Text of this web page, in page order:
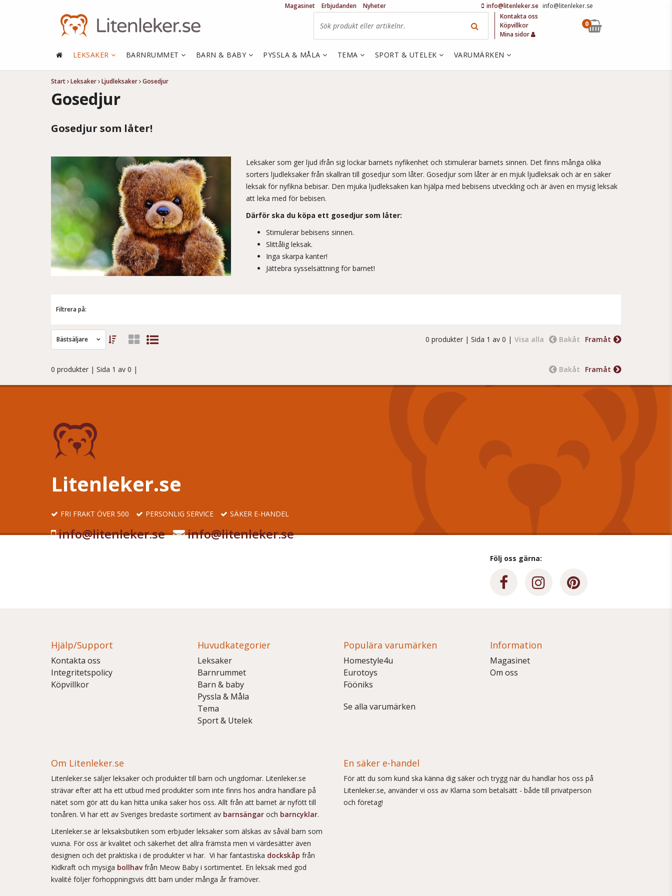
Start Leksaker Ljudleksaker Gosedjur
Gosedjur
Gosedjur som låter!
Leksaker som ger ljud ifrån sig lockar barnets nyfikenhet och stimulerar barnets sinnen. Det finns många olika
sorters ljudleksaker från skallran till gosedjur som låter. Gosedjur som låter är en mjuk ljudleksak och är en säker
leksak för nyfikna bebisar. Den mjuka ljudleksaken kan hjälpa med bebisens utveckling och är även en mysig leksak
att leka med för bebisen.
Därför ska du köpa ett gosedjur som låter:
Stimulerar bebisens sinnen.
Slittålig leksak.
Inga skarpa kanter!
Jättebra sysselsättning för barnet!
Filtrera på:
Bästsäljare Framåt
Bakåt
Visa alla
0 produkter | Sida 1 av 0 |
0 produkter | Sida 1 av 0 | Framåt
Bakåt
Litenleker.se
FRI FRAKT ÖVER 500 PERSONLIG SERVICE SÄKER E-HANDEL
info@litenleker.se info@litenleker.se
Följ oss gärna:
Hjälp/Support
Kontakta oss
Integritetspolicy
Köpvillkor
Huvudkategorier
Leksaker
Barnrummet
Barn & baby
Pyssla & Måla
Tema
Sport & Utelek
Populära varumärken
Homestyle4u
Eurotoys
Fööniks
Se alla varumärken
Information
Magasinet
Om oss
Om Litenleker.se
Litenleker.se säljer leksaker och produkter till barn och ungdomar. Litenleker.se
strävar efter att ha ett utbud med produkter som inte finns hos andra handlare på
nätet som gör att du kan hitta unika saker hos oss. Allt från att barnet är nyfött till
tonåren. Vi har ett av Sveriges bredaste sortiment av barnsängar och barncyklar.
Litenleker.se är leksaksbutiken som erbjuder leksaker som älskas av såväl barn som
vuxna. För oss är kvalitet och säkerhet det allra främsta men vi värdesätter även
designen och det praktiska i de produkter vi har. Vi har fantastiska dockskåp från
Kidkraft och mysiga bollhavfrån Meow Baby i sortimentet. En leksak med god
kvalité följer förhoppningsvis ditt barn under många år framöver.
En säker e-handel
För att du som kund ska känna dig säker och trygg när du handlar hos oss på
Litenleker.se, använder vi oss av Klarna som betalsätt - både till privatperson
och företag!
info@litenleker.se info@litenleker.se
Magasinet Erbjudanden
Nyheter
Kontakta oss
Köpvillkor
Mina sidor
0
LEKSAKER BARNRUMMET BARN & BABY PYSSLA & MÅLA TEMA SPORT & UTELEK VARUMÄRKEN